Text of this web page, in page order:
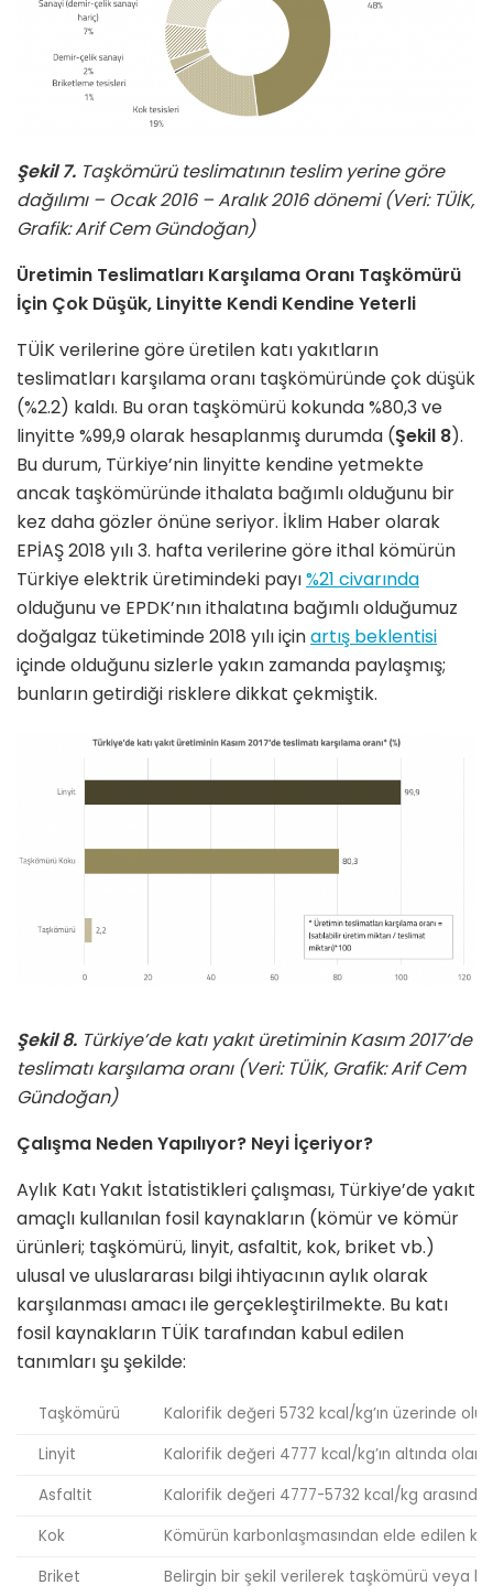
Şekil 7. Taşkömürü teslimatının teslim yerine göre
dağılımı – Ocak 2016 – Aralık 2016 dönemi (Veri: TÜİK,
Grafik: Arif Cem Gündoğan)
Üretimin Teslimatları Karşılama Oranı Taşkömürü
İçin Çok Düşük, Linyitte Kendi Kendine Yeterli
TÜİK verilerine göre üretilen katı yakıtların
teslimatları karşılama oranı taşkömüründe çok düşük
(%2.2) kaldı. Bu oran taşkömürü kokunda %80,3 ve
linyitte %99,9 olarak hesaplanmış durumda (Şekil 8).
Bu durum, Türkiye’nin linyitte kendine yetmekte
ancak taşkömüründe ithalata bağımlı olduğunu bir
kez daha gözler önüne seriyor. İklim Haber olarak
EPİAŞ 2018 yılı 3. hafta verilerine göre ithal kömürün
Türkiye elektrik üretimindeki payı%21 civarında
olduğunu ve EPDK’nın ithalatına bağımlı olduğumuz
doğalgaz tüketiminde 2018 yılı içinartış beklentisi
içinde olduğunu sizlerle yakın zamanda paylaşmış;
bunların getirdiği risklere dikkat çekmiştik.
Şekil 8. Türkiye’de katı yakıt üretiminin Kasım 2017’de
teslimatı karşılama oranı (Veri: TÜİK, Grafik: Arif Cem
Gündoğan)
Çalışma Neden Yapılıyor? Neyi İçeriyor?
Aylık Katı Yakıt İstatistikleri çalışması, Türkiye’de yakıt
amaçlı kullanılan fosil kaynakların (kömür ve kömür
ürünleri; taşkömürü, linyit, asfaltit, kok, briket vb.)
ulusal ve uluslararası bilgi ihtiyacının aylık olarak
karşılanması amacı ile gerçekleştirilmekte. Bu katı
fosil kaynakların TÜİK tarafından kabul edilen
tanımları şu şekilde:
Taşkömürü
Kalorifik değeri 5732 kcal/kg’ın üzerinde
Linyit
Kalorifik değeri 4777 kcal/kg’ın altında
Asfaltit
Kalorifik değeri 4777-5732 kcal/kg
Kok
Kömürün karbonlaşmasından elde edilen
Briket
Belirgin bir şekil verilerek taşkömürü veya